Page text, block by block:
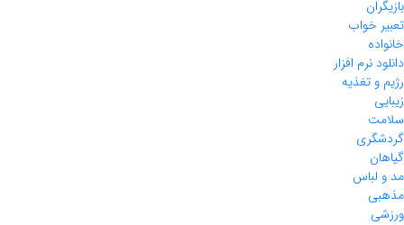
بازیگران
تعبیر خواب
خانواده
دانلود نرم افزار
رژیم و تغذیه
زیبایی
سلامت
گردشگری
گیاهان
مد و لباس
مذهبی
ورزشی